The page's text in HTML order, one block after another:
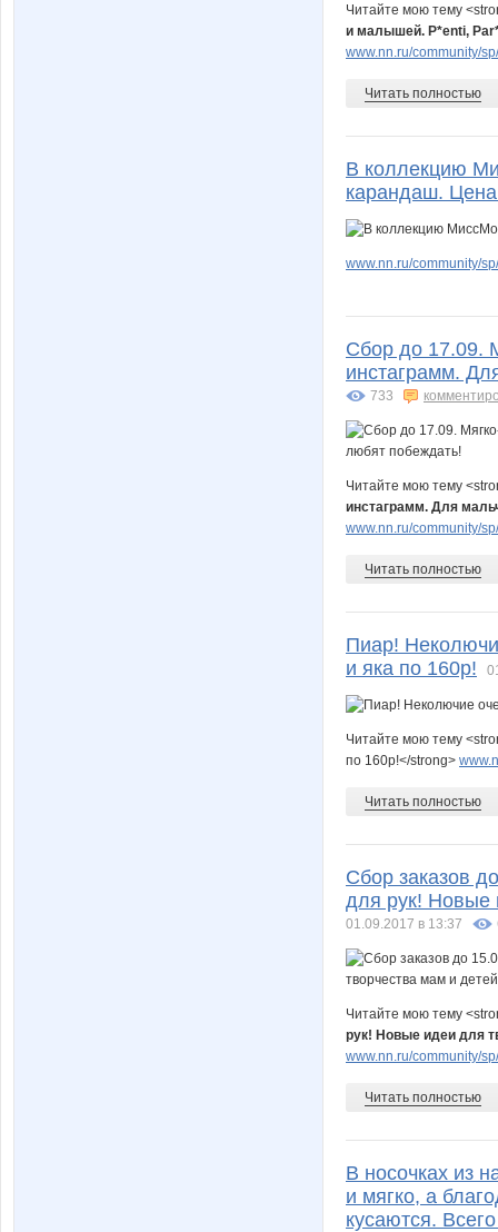
Читайте мою тему
и малышей. P*enti,
www.nn.ru/community/
Читать полностью
В коллекцию
карандаш.
www.nn.ru/community/
Сбор до 17.09.
инстаграмм.
733
Читайте мою тему
инстаграмм. Для
www.nn.ru/community/
Читать полностью
Пиар!
и яка по 160р!
Читайте мою тему
по 160р!</strong>
Читать полностью
Сбор заказов
для рук! Новые
01.09.2017 в 13:37
Читайте мою тему
рук! Новые идеи для
www.nn.ru/community/
Читать полностью
В носочках из
и мягко, а
кусаются.